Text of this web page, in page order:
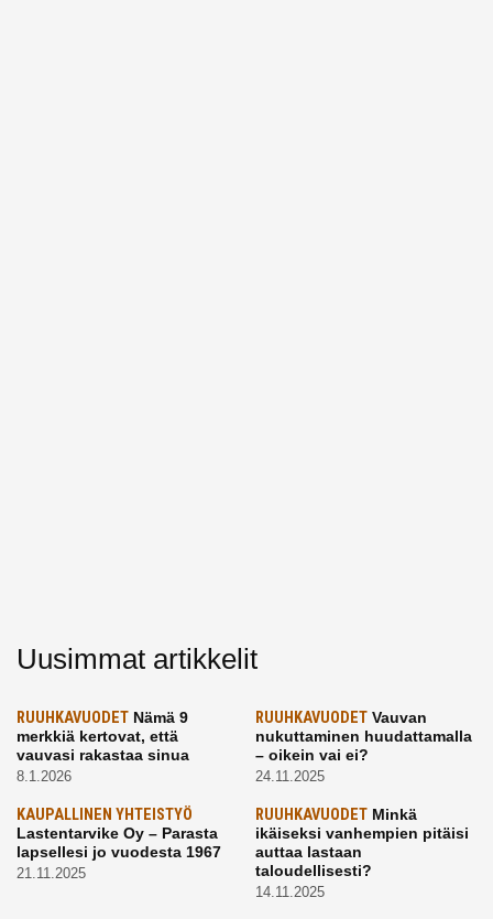
Uusimmat artikkelit
RUUHKAVUODET Nämä 9
merkkiä kertovat, että
vauvasi rakastaa sinua
8.1.2026
RUUHKAVUODETVauvan
nukuttaminen huudattamalla
– oikein vai ei?
24.11.2025
KAUPALLINEN YHTEISTYÖ
Lastentarvike Oy – Parasta
lapsellesi jo vuodesta 1967
21.11.2025
RUUHKAVUODETMinkä
ikäiseksi vanhempien pitäisi
auttaa lastaan
taloudellisesti?
14.11.2025